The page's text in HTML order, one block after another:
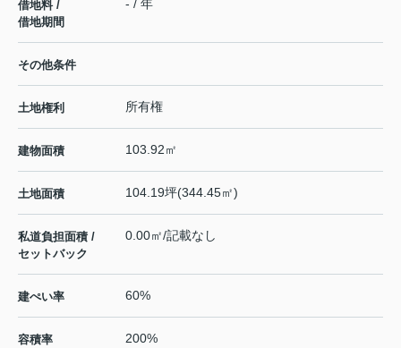
借地料 /
借地期間
- / 年
その他条件
土地権利 所有権
建物面積 103.92㎡
土地面積 104.19坪(344.45㎡)
私道負担面積 /
セットバック
0.00㎡/記載なし
建ぺい率 60%
容積率 200%